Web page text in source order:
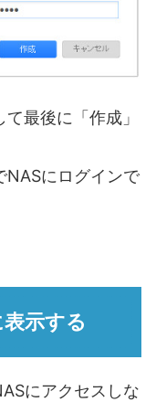
最後に「作成」
NASにログインで
示する
にアクセスしな